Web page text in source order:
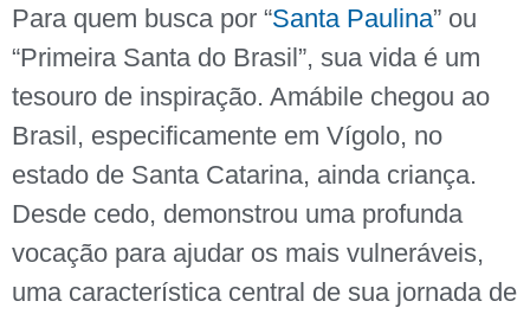
Para quem busca por “Santa Paulina” ou
“Primeira Santa do Brasil”, sua vida é um
tesouro de inspiração. Amábile chegou ao
Brasil, especificamente em Vígolo, no
estado de Santa Catarina, ainda criança.
Desde cedo, demonstrou uma profunda
vocação para ajudar os mais vulneráveis,
uma característica central de sua jornada de